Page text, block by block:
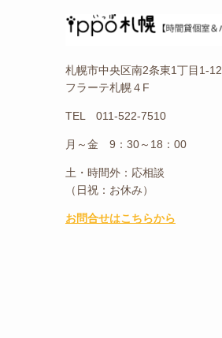
札幌市中央区南2条東1丁目1-12
フラーテ札幌４F
TEL 011-522-7510
月～金 9：30～18：00
土・時間外：応相談
（日祝：お休み）
お問合せはこちらから